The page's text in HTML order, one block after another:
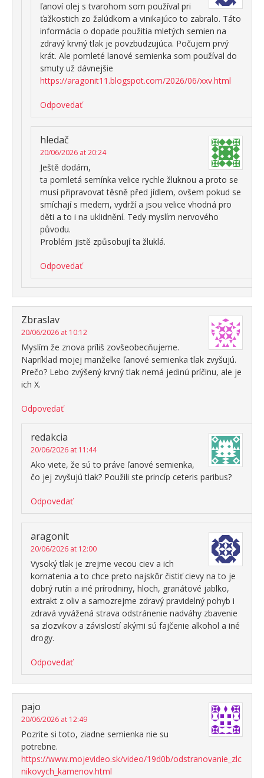
ľanoví olej s tvarohom som používal pri
ťažkostich zo žalúdkom a vinikajúco to zabralo. Táto
informácia o dopade použitia mletých semien na
zdravý krvný tlak je povzbudzujúca. Počujem prvý
krát. Ale pomleté lanové semienka som používal do
smuty už dávnejšie
https://aragonit11.blogspot.com/2026/06/xxv.html
Odpovedať
hledač
20/06/2026 at 20:24
Ještě dodám,
ta pomletá semínka velice rychle žluknou a proto se
musí připravovat těsně před jídlem, ovšem pokud se
smíchají s medem, vydrží a jsou velice vhodná pro
děti a to i na uklidnění. Tedy myslím nervového
původu.
Problém jistě způsobují ta žluklá.
Odpovedať
Zbraslav
20/06/2026 at 10:12
Myslím že znova príliš zovšeobecňujeme.
Napríklad mojej manželke ľanové semienka tlak zvyšujú.
Prečo? Lebo zvýšený krvný tlak nemá jedinú príčinu, ale je
ich X.
Odpovedať
redakcia
20/06/2026 at 11:44
Ako viete, že sú to práve ľanové semienka,
čo jej zvyšujú tlak? Použili ste princíp ceteris paribus?
Odpovedať
aragonit
20/06/2026 at 12:00
Vysoký tlak je zrejme vecou ciev a ich
kornatenia a to chce preto najskôr čistiť cievy na to je
dobrý rutín a iné prírodniny, hloch, granátové jablko,
extrakt z oliv a samozrejme zdravý pravidelný pohyb i
zdravá vyvážená strava odstránenie nadváhy zbavenie
sa zlozvikov a závislostí akými sú fajčenie alkohol a iné
drogy.
Odpovedať
pajo
20/06/2026 at 12:49
Pozrite si toto, ziadne semienka nie su
potrebne.
https://www.mojevideo.sk/video/19d0b/odstranovanie_zlc
nikovych_kamenov.html